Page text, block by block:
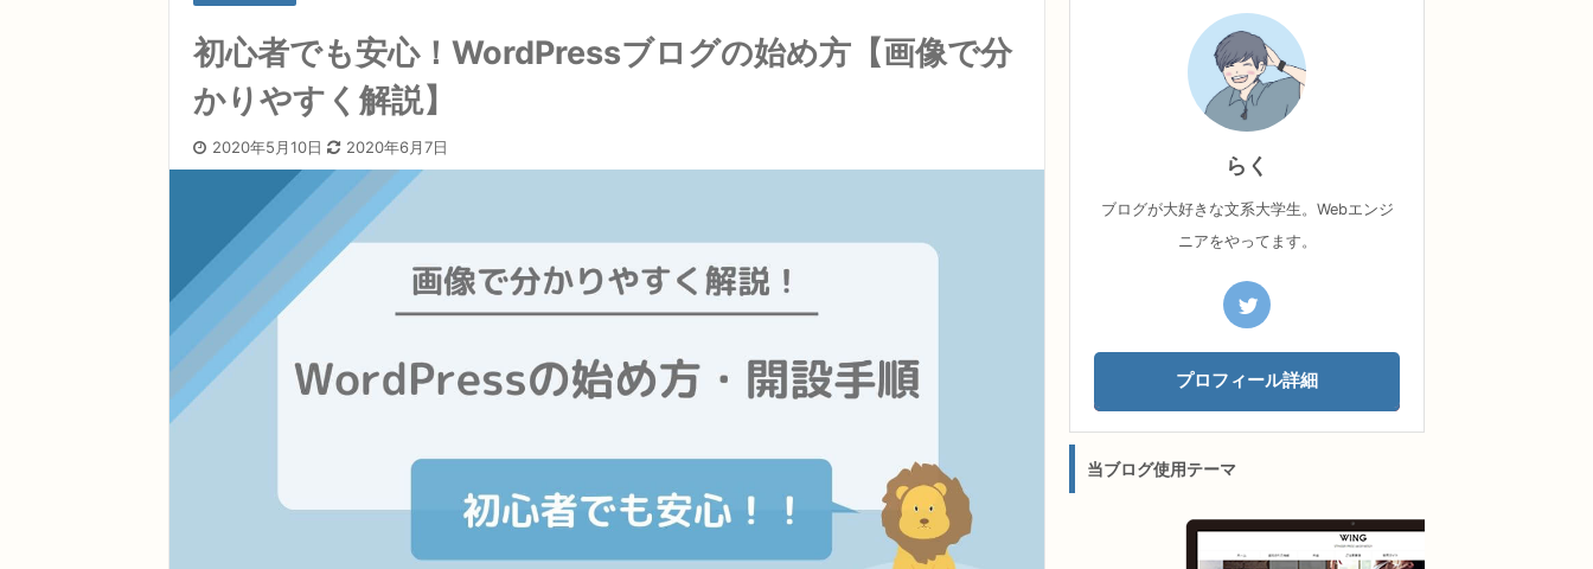
初心者でも安心！WordPressブログの始め方【画像で分
かりやすく解説】
2020年5月10日 2020年6月7日
らく
ブログが大好きな文系大学生。Webエンジ
ニアをやってます。
プロフィール詳細
当ブログ使用テーマ